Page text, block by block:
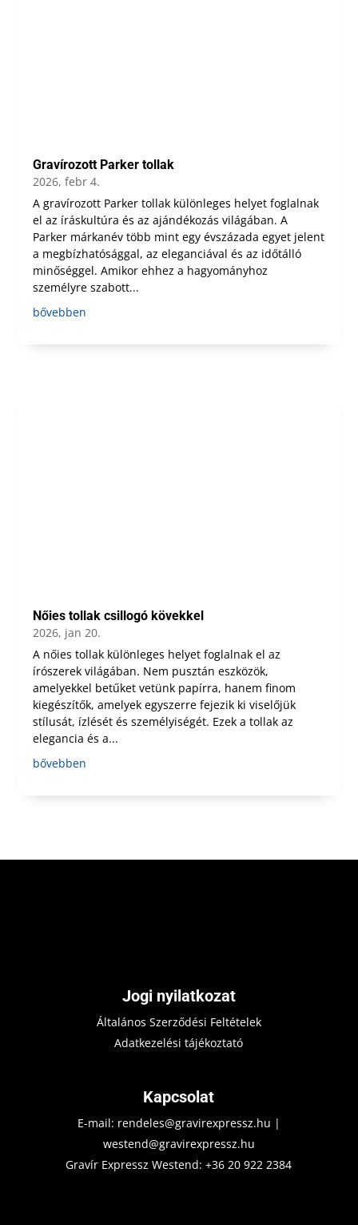
Gravírozott Parker tollak
2026, febr 4.
A gravírozott Parker tollak különleges helyet foglalnak
el az íráskultúra és az ajándékozás világában. A
Parker márkanév több mint egy évszázada egyet jelent
a megbízhatósággal, az eleganciával és az időtálló
minőséggel. Amikor ehhez a hagyományhoz
személyre szabott...
bővebben
Nőies tollak csillogó kövekkel
2026, jan 20.
A nőies tollak különleges helyet foglalnak el az
írószerek világában. Nem pusztán eszközök,
amelyekkel betűket vetünk papírra, hanem finom
kiegészítők, amelyek egyszerre fejezik ki viselőjük
stílusát, ízlését és személyiségét. Ezek a tollak az
elegancia és a...
bővebben
Jogi nyilatkozat
Általános Szerződési Feltételek
Adatkezelési tájékoztató
Kapcsolat
E-mail: rendeles@gravirexpressz.hu |
westend@gravirexpressz.hu
Gravír Expressz Westend:+36 20 922 2384